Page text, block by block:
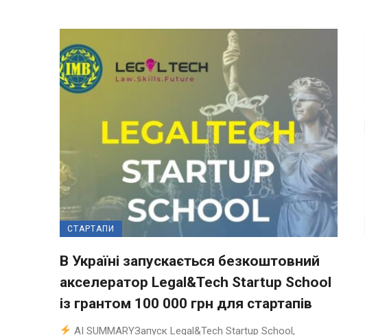
СТАРТАПИ
В Україні запускається безкоштовний
акселератор Legal&Tech Startup School
із грантом 100 000 грн для стартапів
AI SUMMARYЗапуск Legal&Tech Startup School,